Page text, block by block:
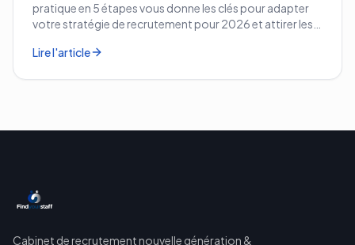
pratique en 5 étapes vous donne les clés pour adapter
votre stratégie de recrutement pour 2026 et attirer les
Lire l'article
Cabinet de recrutement nouvelle génération &